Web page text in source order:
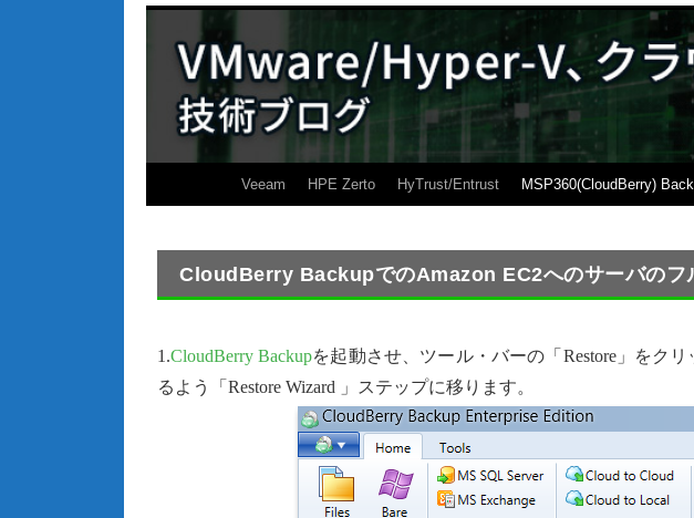
Veeam HPE Zerto HyTrust/Entrust MSP360(CloudBerry)
CloudBerry BackupでのAmazon EC2へのサーバのフ
1.CloudBerry Backupを起動させ、ツール・バーの「Restore」をク
るよう「Restore Wizard 」ステップに移ります。